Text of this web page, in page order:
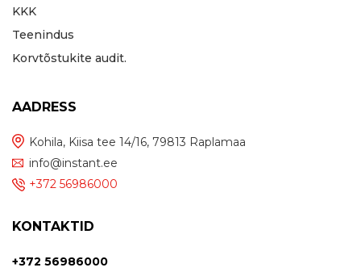
KKK
Teenindus
Korvtõstukite audit.
AADRESS
Kohila, Kiisa tee 14/16, 79813 Raplamaa
info@instant.ee
+372 56986000
KONTAKTID
+372 56986000